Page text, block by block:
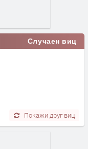
Случаен виц
Покажи друг виц